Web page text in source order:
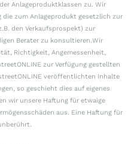
Anlageproduktklassen zu. Wir
die zum Anlageprodukt gesetzlich zur
den Verkaufsprospekt) zur
Berater zu konsultieren.Wir
Richtigkeit, Angemessenheit,
zur Verfügung gestellten
veröffentlichten Inhalte
so geschieht dies auf eigenes
wir unsere Haftung für etwaige
aus. Eine Haftung für